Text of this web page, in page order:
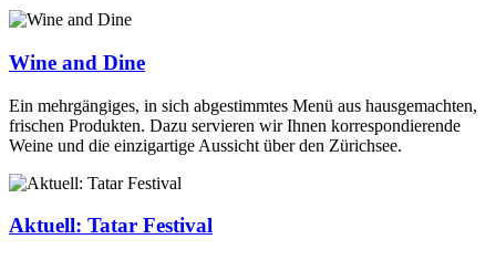
Wine and Dine
Ein mehrgängiges, in sich abgestimmtes Menü aus hausgemachten,
frischen Produkten. Dazu servieren wir Ihnen korrespondierende
Weine und die einzigartige Aussicht über den Zürichsee.
Aktuell: Tatar Festival